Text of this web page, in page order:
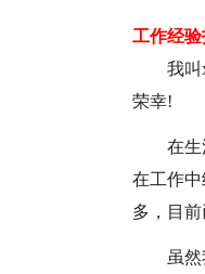
工作经
我
荣幸!
在
在工作
多，目前
虽